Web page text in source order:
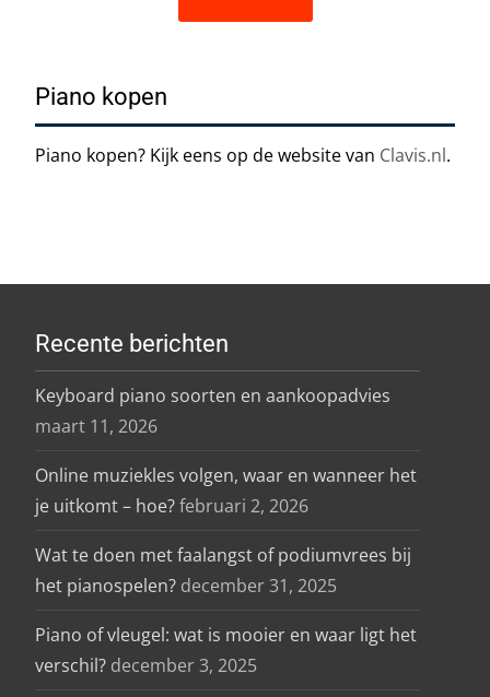
Piano kopen
Piano kopen? Kijk eens op de website van Clavis.nl.
Recente berichten
Keyboard piano soorten en aankoopadvies
maart 11, 2026
Online muziekles volgen, waar en wanneer het
je uitkomt – hoe?februari 2, 2026
Wat te doen met faalangst of podiumvrees bij
het pianospelen? december 31, 2025
Piano of vleugel: wat is mooier en waar ligt het
verschil? december 3, 2025